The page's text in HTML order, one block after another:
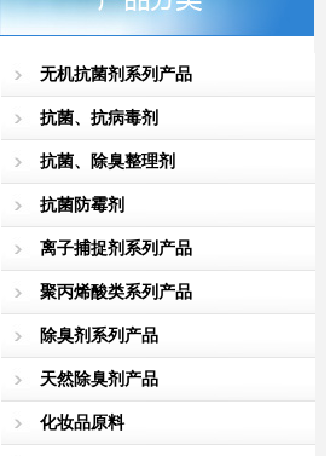
无机抗菌剂系列产品
抗菌、抗病毒剂
抗菌、除臭整理剂
抗菌防霉剂
离子捕捉剂系列产品
聚丙烯酸类系列产品
除臭剂系列产品
天然除臭剂产品
化妆品原料